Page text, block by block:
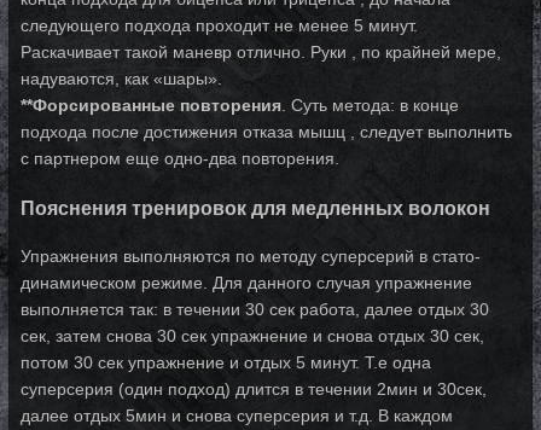
следующего подхода проходит не менее 5 минут.
Раскачивает такой маневр отлично. Руки , по крайней мере,
надуваются, как «шары».
**Форсированные повторения. Суть метода: в конце
подхода после достижения отказа мышц , следует выполнить
с партнером еще одно-два повторения.
Пояснения тренировок для медленных волокон
Упражнения выполняются по методу суперсерий в стато-
динамическом режиме. Для данного случая упражнение
выполняется так: в течении 30 сек работа, далее отдых 30
сек, затем снова 30 сек упражнение и снова отдых 30 сек,
потом 30 сек упражнение и отдых 5 минут. Т.е одна
суперсерия (один подход) длится в течении 2мин и 30сек,
далее отдых 5мин и снова суперсерия и т.д. В каждом